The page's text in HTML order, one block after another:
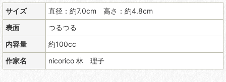
サイズ
直径：約7.0cm 高さ：約4.8cm
表面
つるつる
内容量
約100cc
作家名
nicorico 林 理子